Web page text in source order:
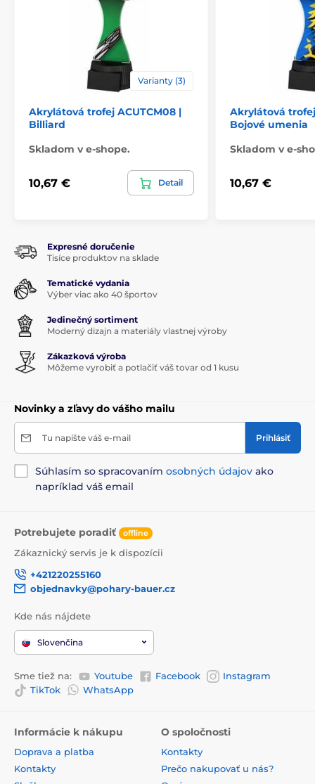
Varianty (3)
Akrylátová trofej ACUTCM08 |
Billiard
Skladom v e-shope.
10,67 € Detail
Akrylátová trofej
Bojové umenia
Skladom v e-
10,67 €
Expresné doručenie
Tisíce produktov na sklade
Tematické vydania
Výber viac ako 40 športov
Jedinečný sortiment
Moderný dizajn a materiály vlastnej výroby
Zákazková výroba
Môžeme vyrobiť a potlačiť váš tovar od 1 kusu
Novinky a zľavy do vášho mailu
Tu napíšte váš e-mail Prihlásiť
Súhlasím so spracovaním osobných údajov ako
napríklad váš email
Potrebujete poradiť offline
Zákaznický servis je k dispozícii
+421220255160
objednavky@pohary-bauer.cz
Kde nás nájdete
Slovenčina
Sme tiež na: Youtube Facebook
Instagram
TikTok
WhatsApp
Informácie k nákupu
Doprava a platba
Kontakty
O spoločnosti
Kontakty
Prečo nakupovať u nás?